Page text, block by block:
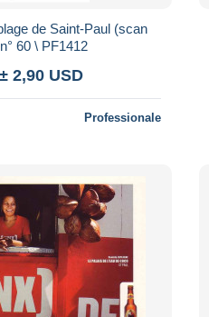
de Saint-Paul (scan
60 \ PF1412
± 2,90 USD
Professionale